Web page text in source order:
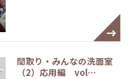
間取り・みんなの洗面室
（2）応用編 vol…